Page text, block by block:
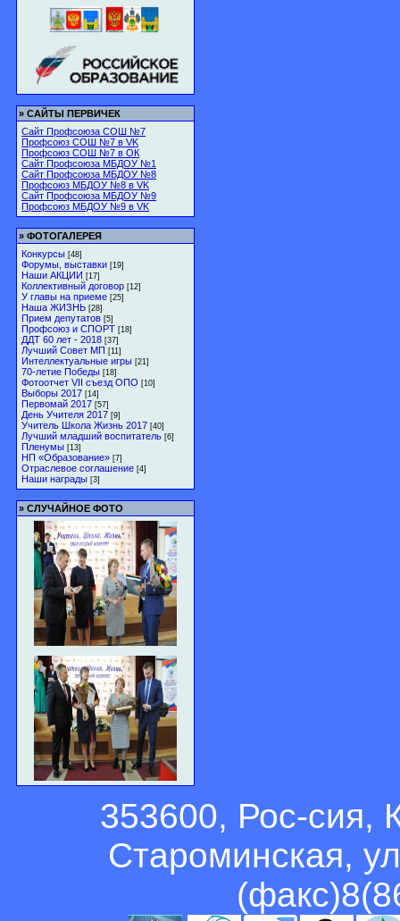
» САЙТЫ ПЕРВИЧЕК
Сайт Профсоюза СОШ №7
Профсоюз СОШ №7 в VK
Профсоюз СОШ №7 в ОК
Сайт Профсоюза МБДОУ №1
Сайт Профсоюза МБДОУ №8
Профсоюз МБДОУ №8 в VK
Сайт Профсоюза МБДОУ №9
Профсоюз МБДОУ №9 в VK
» ФОТОГАЛЕРЕЯ
Конкурсы [48]
Форумы, выставки [19]
Наши АКЦИИ [17]
Коллективный договор [12]
У главы на приеме [25]
Наша ЖИЗНЬ [28]
Прием депутатов [5]
Профсоюз и СПОРТ [18]
ДДТ 60 лет - 2018 [37]
Лучший Совет МП [11]
Интеллектуальные игры [21]
70-летие Победы [18]
Фотоотчет VII съезд ОПО [10]
Выборы 2017 [14]
Первомай 2017 [57]
День Учителя 2017 [9]
Учитель Школа Жизнь 2017 [40]
Лучший младший воспитатель [6]
Пленумы [13]
НП «Образование» [7]
Отраслевое соглашение [4]
Наши награды [3]
» СЛУЧАЙНОЕ ФОТО
353600, Рос-сия,
Староминская,